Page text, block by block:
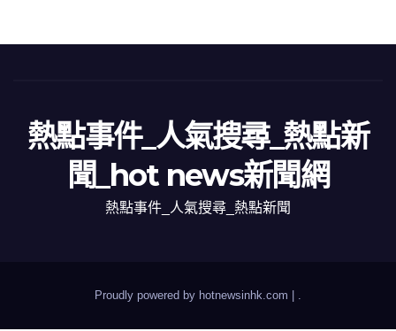
熱點事件_人氣搜尋_熱點新
聞_hot news新聞網
熱點事件_人氣搜尋_熱點新聞
Proudly powered by hotnewsinhk.com |